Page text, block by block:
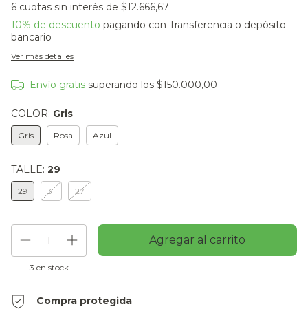
6 cuotas sin interés de $12.666,67
10% de descuento pagando con Transferencia o depósito
bancario
Ver más detalles
Envío gratis superando los $150.000,00
COLOR: Gris
Gris Rosa Azul
TALLE: 29
29 31 27
3 en stock
Compra protegida